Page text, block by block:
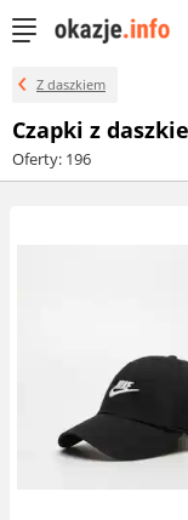
Z daszkiem
Czapki z
Oferty: 196